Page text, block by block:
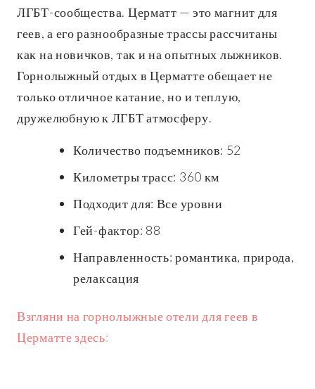
ЛГБТ-сообщества. Церматт — это магнит для
геев, а его разнообразные трассы рассчитаны
как на новичков, так и на опытных лыжников.
Горнолыжный отдых в Церматте обещает не
только отличное катание, но и теплую,
дружелюбную к ЛГБТ атмосферу.
Количество подъемников: 52
Километры трасс: 360 км
Подходит для: Все уровни
Гей-фактор: 88
Направленность: романтика, природа,
релаксация
Взгляни на горнолыжные отели для геев в
Церматте здесь: